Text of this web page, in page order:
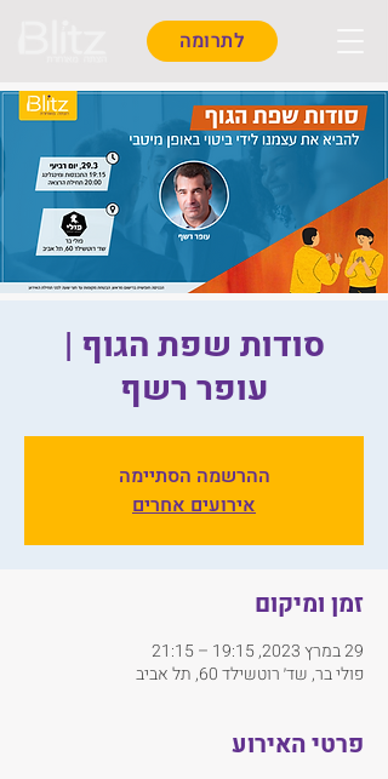
לתרומה
סודות שפת הגוף |
עופר רשף
ההרשמה הסתיימה
אירועים אחרים
זמן ומיקום
29 במרץ 2023, 19:15 – 21:15
פולי בר, שד׳ רוטשילד 60, תל אביב
פרטי האירוע